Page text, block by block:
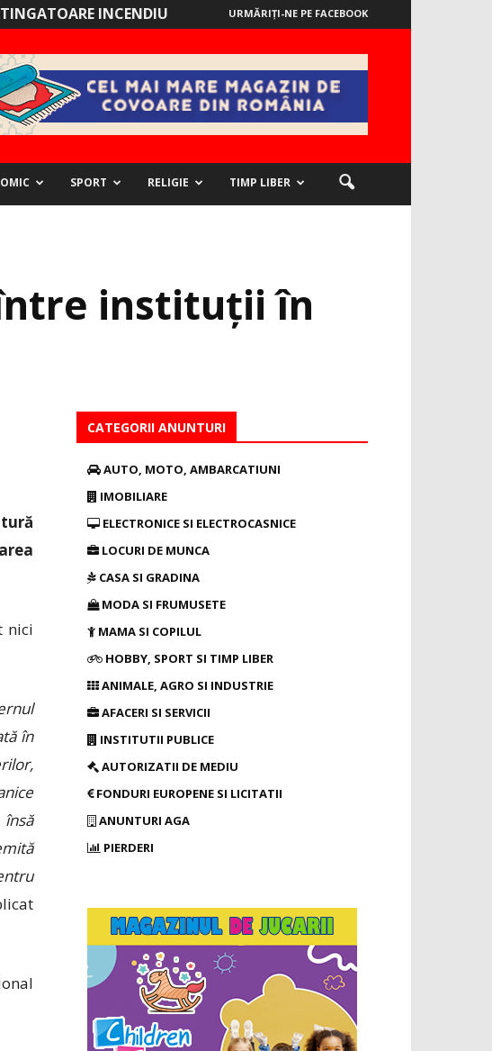
INCENDIU URMĂRIȚI-NE PE FACEBOOK
SPORT RELIGIE TIMP LIBER
instituții în
nici
în
CATEGORII ANUNTURI
AUTO, MOTO, AMBARCATIUNI
IMOBILIARE
ELECTRONICE SI ELECTROCASNICE
LOCURI DE MUNCA
CASA SI GRADINA
MODA SI FRUMUSETE
MAMA SI COPILUL
HOBBY, SPORT SI TIMP LIBER
ANIMALE, AGRO SI INDUSTRIE
AFACERI SI SERVICII
INSTITUTII PUBLICE
AUTORIZATII DE MEDIU
FONDURI EUROPENE SI LICITATII
ANUNTURI AGA
PIERDERI